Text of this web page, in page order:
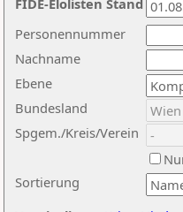
Nachname
Ebene
Sortierung
Personennummer
Bundesland
Spgem./Kreis/Verein
FIDE-Elolisten Stand